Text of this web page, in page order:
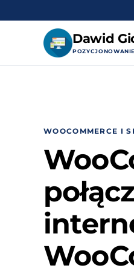
Dawid
WOOCOMMERCE I